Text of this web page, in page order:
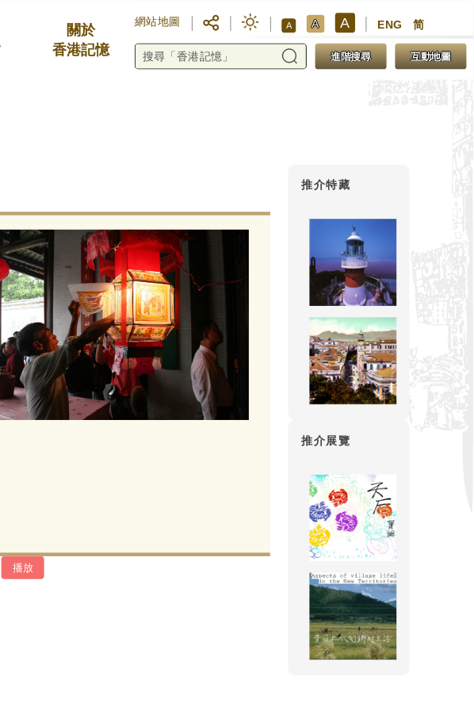
關於
香港記憶
網站地圖 A A A ENG 简
進階搜尋 互動地圖
點燈與添丁
將「燈」比喻「丁」的習慣由來
因為兩字的音相近，意義也可互
燈芯點著，放在花燈內，象徵添
後香燈。一般的點燈儀式包括開
燈和完燈等步驟，首先將花燈懸
中祠堂、廟宇、神廳、社壇或臨
的燈棚，傳達添丁的喜訊，然後
播放
推介特藏
推介展覽